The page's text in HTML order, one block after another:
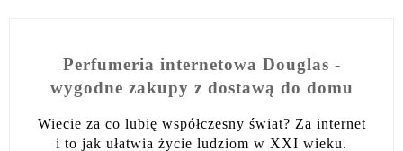
Perfumeria internetowa Douglas -
wygodne zakupy z dostawą do domu
Wiecie za co lubię współczesny świat? Za internet
i to jak ułatwia życie ludziom w XXI wieku.